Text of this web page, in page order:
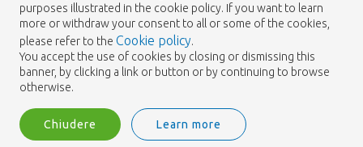
purposes illustrated in the cookie policy. If you want to learn
more or withdraw your consent to all or some of the cookies,
please refer to the Cookie policy.
You accept the use of cookies by closing or dismissing this
banner, by clicking a link or button or by continuing to browse
otherwise.
Chiudere Learn more